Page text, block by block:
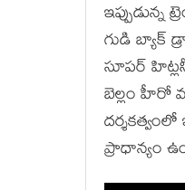
ఇప్పుడున్న
గుడి బ్యాక్
సూపర్
బెల్లం హీరో
ప్రాధాన్యం